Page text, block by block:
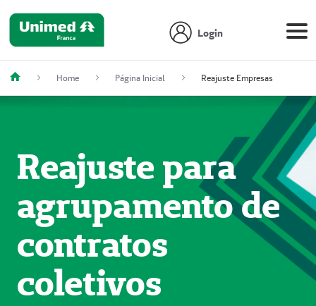
Login
Home Página Inicial Reajuste Empresas
Reajuste para
agrupamento de
contratos
coletivos